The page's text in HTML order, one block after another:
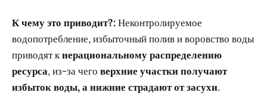
К чему это приводит?:Неконтролируемое
водопотребление, избыточный полив и воровство воды
приводят кнерациональному распределению
ресурса, из-за чего верхние участки получают
избыток воды, а нижние страдают от засухи.